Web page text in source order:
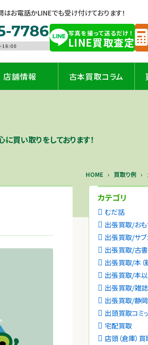
はお電話かLINEでも受け付けております！
写真を撮って送るだけ！
LINE買取査定
店舗情報 古本買取コラム
買い取りをしております！
HOME 買取り例
カテゴリ
むだ話
出張買取/おも
出張買取/サブ
出張買取/古書
出張買取/本（
出張買取/本
出張買取/雑誌
出張買取/静
出頭買取コミ
宅配買取
店頭（倉庫）